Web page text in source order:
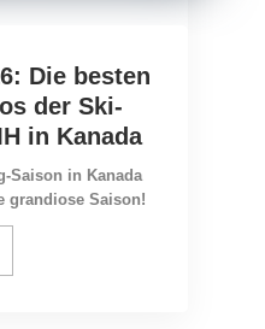
Die besten
der Ski-
in Kanada
Saison in Kanada
grandiose Saison!